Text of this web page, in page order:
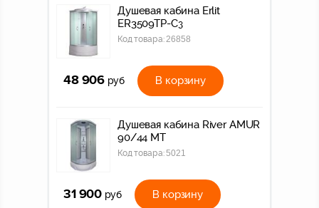
Душевая кабина Erlit
ER3509TP-C3
Код товара: 26858
48 906 руб В корзину
Душевая кабина River AMUR
90/44 МТ
Код товара:5021
31 900 руб В корзину